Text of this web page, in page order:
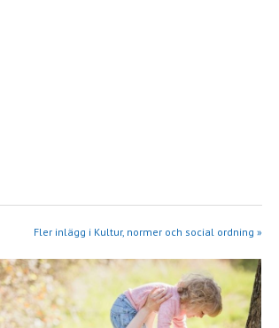
Fler inlägg i Kultur, normer och social ordning »